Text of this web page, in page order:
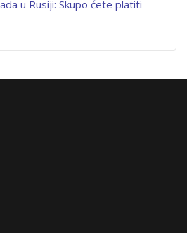
u Rusiji: Skupo ćete platiti